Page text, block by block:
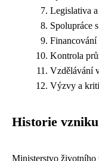
Legislativa
Spolupráce
Kontrola
Vzdělávání
Výzvy a
Historie
Ministerstvo životního